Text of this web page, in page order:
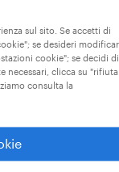
sul sito. Se accetti di
se desideri
cookie"; se decidi di
necessari, clicca su "rifiuta
consulta la